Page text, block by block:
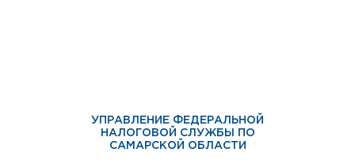
УПРАВЛЕНИЕ ФЕДЕРАЛЬНОЙ
НАЛОГОВОЙ СЛУЖБЫ ПО
САМАРСКОЙ ОБЛАСТИ